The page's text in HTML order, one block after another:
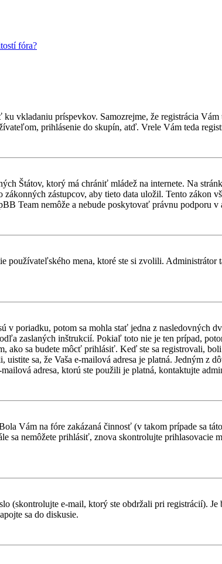
fóra?
vkladaniu príspevkov. Samozrejme, že registrácia
prihlásenie do skupín, atď. Vrele Vám teda
Štátov, ktorý má chrániť mládež na internete. Na
zástupcov, aby tieto data uložil. Tento zákon
Team nemôže a nebude poskytovať právnu podporu
používateľského mena, ktoré ste si zvolili.
v poriadku, potom sa mohla stať jedna z nasledovných
zaslaných inštrukcií. Pokiaľ toto nie je ten prípad,
ako sa budete môcť prihlásiť. Keď ste sa registrovali,
sa, že Vaša e-mailová adresa je platná. Jedným z
adresa, ktorú ste použili je platná, kontaktujte
Vám na fóre zakázaná činnosť (v takom prípade sa
sa nemôžete prihlásiť, znova skontrolujte prihlasovacie
(skontrolujte e-mail, ktorý ste obdržali pri registrácií).
sa do diskusie.